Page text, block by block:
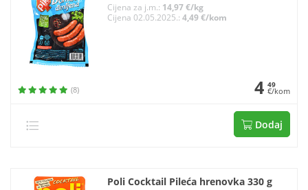
Cijena za j.m.: 14,97 €/kg
Cijena 02.05.2025.: 4,49 €/kom
(8) 4 49
€/kom
Dodaj
Poli Cocktail Pileća hrenovka 330 g